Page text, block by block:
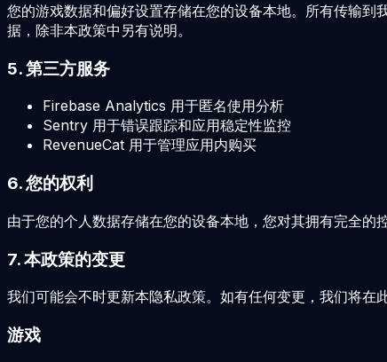
您的游戏数据和偏好设置存储在您的设备本地。所有传输
据，除非本政策中另有说明。
5. 第三方服务
Firebase Analytics 用于匿名使用分析
Sentry 用于错误跟踪和应用稳定性监控
RevenueCat 用于管理应用内购买
6. 您的权利
由于您的个人数据存储在您的设备本地，您对其拥有完全的
7. 本政策的变更
我们可能会不时更新本隐私政策。如有任何变更，我们将在
游戏